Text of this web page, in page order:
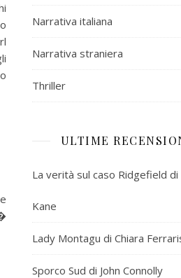
Narrativa italiana
Narrativa straniera
Thriller
ULTIME
La verità sul caso Ridgefield
Kane
Lady Montagu di Chiara
Sporco Sud di John Connolly